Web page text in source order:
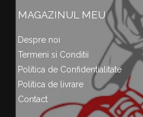
MAGAZINUL MEU
Despre noi
Termeni si Conditii
Politica de Confidentialitate
Politica de livrare
Contact